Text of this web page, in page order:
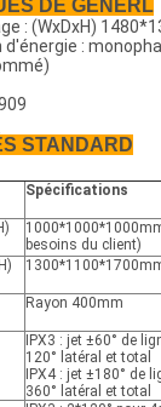
DE GENERL
: (WxDxH)
:
STANDARD
Spécifications
besoins du client)
Rayon 400mm
IPX3 : jet ±60° de
120° latéral et total
IPX4 : jet ±180° de
360° latéral et total